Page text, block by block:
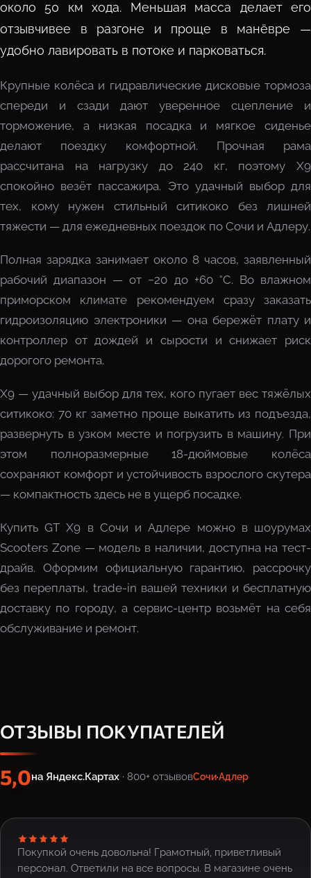
около 50 км хода. Меньшая масса делает его
отзывчивее в разгоне и проще в манёвре —
удобно лавировать в потоке и парковаться.
Крупные колёса и гидравлические дисковые тормоза
спереди и сзади дают уверенное сцепление и
торможение, а низкая посадка и мягкое сиденье
делают поездку комфортной. Прочная рама
рассчитана на нагрузку до 240 кг, поэтому X9
спокойно везёт пассажира. Это удачный выбор для
тех, кому нужен стильный ситикоко без лишней
тяжести — для ежедневных поездок по Сочи и Адлеру.
Полная зарядка занимает около 8 часов, заявленный
рабочий диапазон — от −20 до +60 °C. Во влажном
приморском климате рекомендуем сразу заказать
гидроизоляцию электроники — она бережёт плату и
контроллер от дождей и сырости и снижает риск
дорогого ремонта.
X9 — удачный выбор для тех, кого пугает вес тяжёлых
ситикоко: 70 кг заметно проще выкатить из подъезда,
развернуть в узком месте и погрузить в машину. При
этом полноразмерные 18-дюймовые колёса
сохраняют комфорт и устойчивость взрослого скутера
— компактность здесь не в ущерб посадке.
Купить GT X9 в Сочи и Адлере можно в шоурумах
Scooters Zone — модель в наличии, доступна на тест-
драйв. Оформим официальную гарантию, рассрочку
без переплаты, trade-in вашей техники и бесплатную
доставку по городу, а сервис-центр возьмёт на себя
обслуживание и ремонт.
ОТЗЫВЫ ПОКУПАТЕЛЕЙ
5,0на Яндекс.Картах · 800+ отзывовСочи·Адлер
Покупкой очень довольна! Грамотный, приветливый
персонал. Ответили на все вопросы. В магазине очень